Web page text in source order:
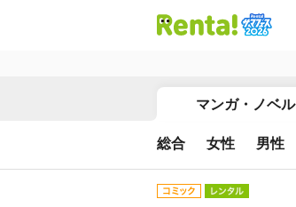
マンガ・ノベル
総合 女性 男性